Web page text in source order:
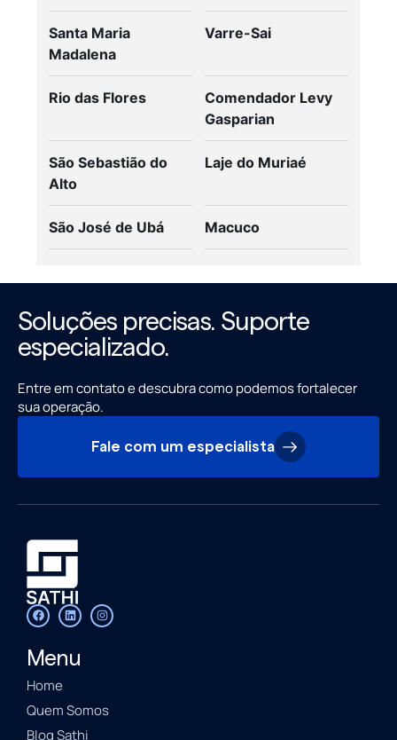
Santa Maria
Madalena
Varre-Sai
Rio das Flores
Comendador Levy
Gasparian
São Sebastião do
Alto
Laje do Muriaé
São José de Ubá Macuco
Soluções precisas. Suporte
especializado.
Entre em contato e descubra como podemos fortalecer
sua operação.
Fale com um especialista
Menu
Home
Quem Somos
Blog Sathi